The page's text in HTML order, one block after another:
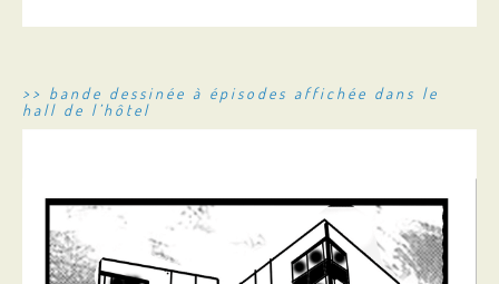
>> bande dessinée à épisodes affichée dans le
hall de l’hôtel